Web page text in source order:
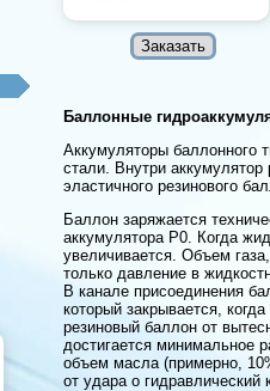
Баллонные
Аккумуляторы баллонного
стали. Внутри
эластичного резинового
Баллон заряжается
аккумулятора Р0. Когда
увеличивается. Объем
только давление в
В канале присоединения
который закрывается,
резиновый баллон от
достигается минимальное
объем масла (примерно,
от удара о